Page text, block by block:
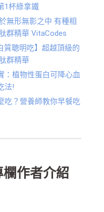
1杯綠拿鐵
無形無影之中 有種相
群精華 VitaCodes
質聰明吃】超越頂級的
群精華
：植物性蛋白可降心血
法!
吃？營養師教你早餐吃
欄作者介紹